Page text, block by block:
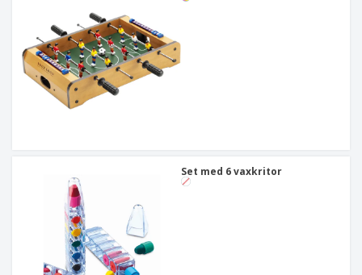
Set med 6 vaxkritor